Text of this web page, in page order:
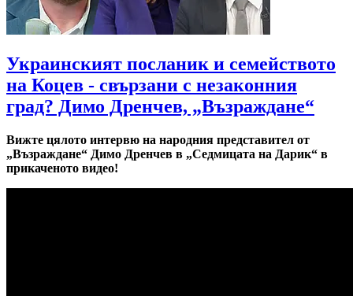
Украинският посланик и семейството
на Коцев - свързани с незаконния
град? Димо Дренчев, „Възраждане“
Вижте цялото интервю на народния представител от
„Възраждане“ Димо Дренчев в „Седмицата на Дарик“ в
прикаченото видео!